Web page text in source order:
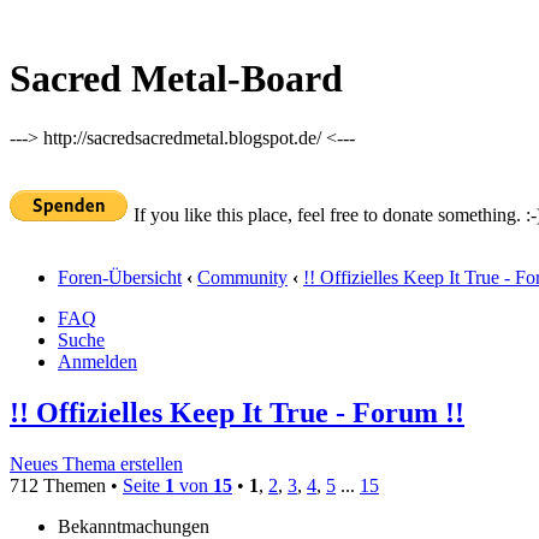
Sacred Metal-Board
---> http://sacredsacredmetal.blogspot.de/ <---
If you like this place, feel free to donate something.
Foren-Übersicht ‹ Community ‹ !! Offizielles Keep It True -
FAQ
Suche
Anmelden
!! Offizielles Keep It True - Forum !!
Neues Thema erstellen
712 Themen • Seite 1 von 15 • 1, 2, 3, 4, 5 ... 15
Bekanntmachungen